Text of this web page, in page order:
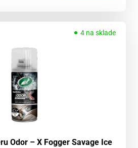
4 na sklade
Odor – X Fogger Savage Ice